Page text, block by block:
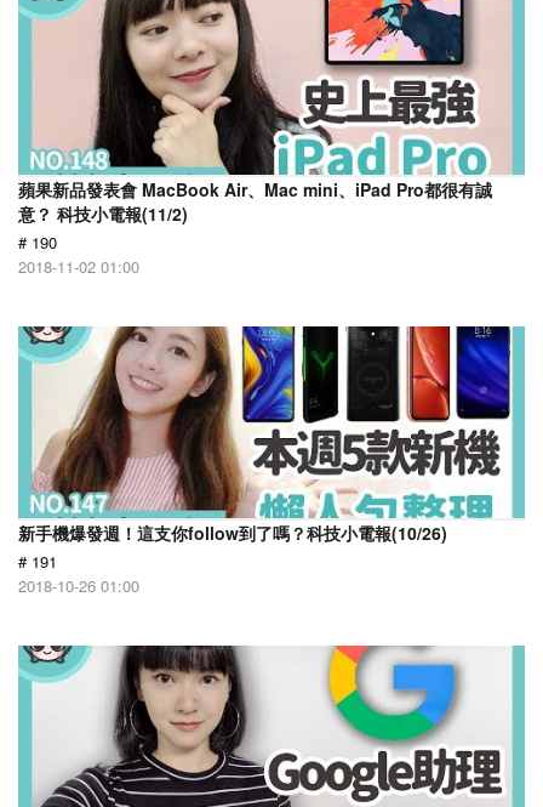
蘋果新品發表會 MacBook Air、Mac mini、iPad Pro都很有誠
意？ 科技小電報(11/2)
# 190
2018-11-02 01:00
新手機爆發週！這支你follow到了嗎？科技小電報(10/26)
# 191
2018-10-26 01:00